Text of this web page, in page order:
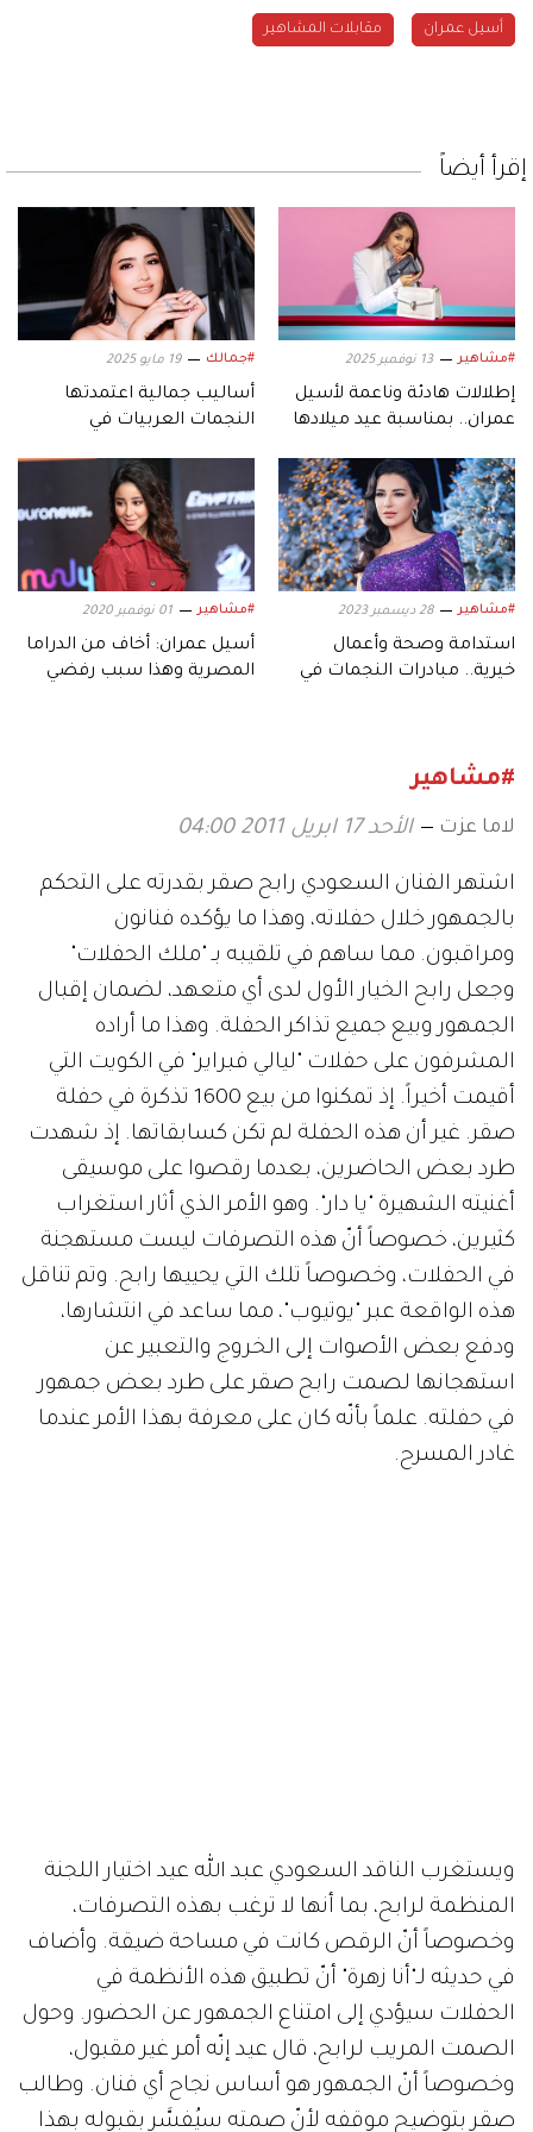
أسيل عمران مقابلات المشاهير
إقرأ أيضاً
#مشاهير 13 نوفمبر 2025
إطلالات هادئة وناعمة لأسيل
عمران.. بمناسبة عيد ميلادها
#جمالك 19 مايو 2025
أساليب جمالية اعتمدتها
النجمات العربيات في
#مشاهير 28 ديسمبر 2023
استدامة وصحة وأعمال
خيرية.. مبادرات النجمات في
#مشاهير 01 نوفمبر 2020
أسيل عمران: أخاف من الدراما
المصرية وهذا سبب رفضي
#مشاهير
لاما عزت الأحد 17 ابريل 2011 04:00
اشتهر الفنان السعودي رابح صقر بقدرته على التحكم
بالجمهور خلال حفلاته، وهذا ما يؤكده فنانون
ومراقبون. مما ساهم في تلقيبه بـ "ملك الحفلات"
وجعل رابح الخيار الأول لدى أي متعهد، لضمان إقبال
الجمهور وبيع جميع تذاكر الحفلة. وهذا ما أراده
المشرفون على حفلات "ليالي فبراير" في الكويت التي
أقيمت أخيراً. إذ تمكنوا من بيع 1600 تذكرة في حفلة
صقر. غير أن هذه الحفلة لم تكن كسابقاتها. إذ شهدت
طرد بعض الحاضرين، بعدما رقصوا على موسيقى
أغنيته الشهيرة "يا دار". وهو الأمر الذي أثار استغراب
كثيرين، خصوصاً أنّ هذه التصرفات ليست مستهجنة
في الحفلات، وخصوصاً تلك التي يحييها رابح. وتم تناقل
هذه الواقعة عبر "يوتيوب"، مما ساعد في انتشارها،
ودفع بعض الأصوات إلى الخروج والتعبير عن
استهجانها لصمت رابح صقر على طرد بعض جمهور
في حفلته. علماً بأنّه كان على معرفة بهذا الأمر عندما
غادر المسرح.
ويستغرب الناقد السعودي عبد الله عيد اختيار اللجنة
المنظمة لرابح، بما أنها لا ترغب بهذه التصرفات،
وخصوصاً أنّ الرقص كانت في مساحة ضيقة. وأضاف
في حديثه لـ"أنا زهرة" أنّ تطبيق هذه الأنظمة في
الحفلات سيؤدي إلى امتناع الجمهور عن الحضور. وحول
الصمت المريب لرابح، قال عيد إنّه أمر غير مقبول،
وخصوصاً أنّ الجمهور هو أساس نجاح أي فنان. وطالب
صقر بتوضيح موقفه لأنّ صمته سيُفسَّر بقبوله بهذا